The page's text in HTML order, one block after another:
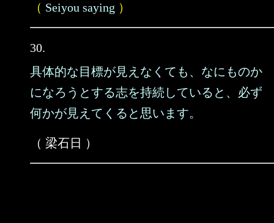
（ Seiyou saying ）
30.
具体的な目標が見えなくても、なにものか
になろうとする志を持続していると、必ず
何かが見えてくると思います。
（ 梁石日 ）